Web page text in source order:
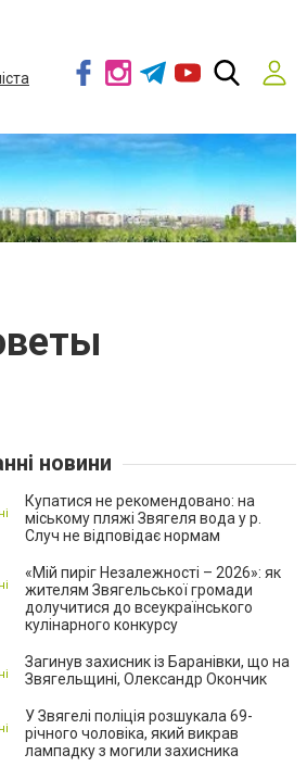
новини
Купатися не рекомендовано: на
міському пляжі Звягеля вода у р.
Случ не відповідає нормам
«Мій пиріг Незалежності – 2026»: як
жителям Звягельської громади
долучитися до всеукраїнського
кулінарного конкурсу
Загинув захисник із Баранівки, що на
Звягельщині, Олександр Окончик
У Звягелі поліція розшукала 69-
річного чоловіка, який викрав
лампадку з могили захисника